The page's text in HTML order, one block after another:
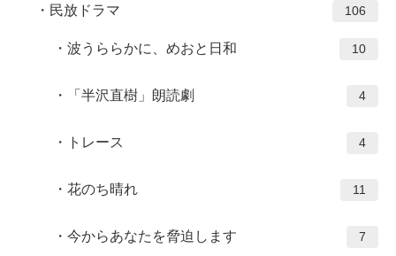
民放ドラマ 106
波うららかに、めおと日和 10
「半沢直樹」朗読劇 4
トレース 4
花のち晴れ 11
今からあなたを脅迫します 7